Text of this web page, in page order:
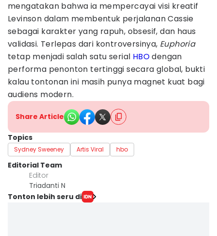
mengatakan bahwa ia mempercayai visi kreatif
Levinson dalam membentuk perjalanan Cassie
sebagai karakter yang rapuh, obsesif, dan haus
validasi. Terlepas dari kontroversinya, Euphoria
tetap menjadi salah satu serial HBOdengan
performa penonton tertinggi secara global, bukti
kalau tontonan ini masih punya magnet kuat bagi
audiens modern.
Share Article
Topics
Sydney Sweeney Artis Viral hbo
Editorial Team
Editor
Triadanti N
Tonton lebih seru di